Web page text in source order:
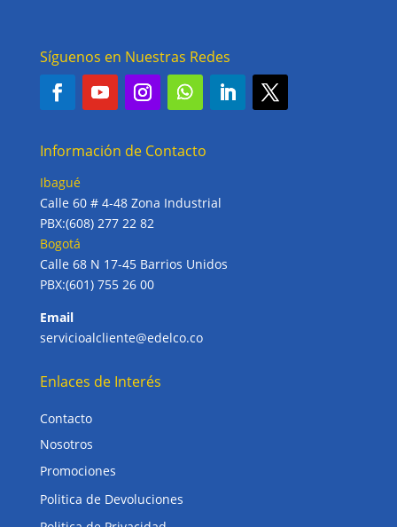
Síguenos en Nuestras Redes
Información de Contacto
Ibagué
Calle 60 # 4-48 Zona Industrial
PBX:(608) 277 22 82
Bogotá
Calle 68 N 17-45 Barrios Unidos
PBX:(601) 755 26 00
Email
servicioalcliente@edelco.co
Enlaces de Interés
Contacto
Nosotros
Promociones
Politica de Devoluciones